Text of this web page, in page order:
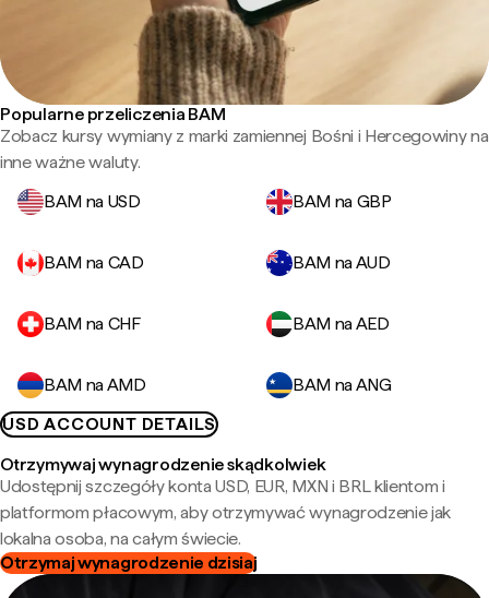
Popularne przeliczenia BAM
Zobacz kursy wymiany z marki zamiennej Bośni i Hercegowiny na
inne ważne waluty.
BAM na USD
BAM na GBP
BAM na CAD BAM na AUD
BAM na CHF BAM na AED
BAM na AMD
BAM na ANG
USD ACCOUNT DETAILS
Otrzymywaj wynagrodzenie skądkolwiek
Udostępnij szczegóły konta USD, EUR, MXN i BRL klientom i
platformom płacowym, aby otrzymywać wynagrodzenie jak
lokalna osoba, na całym świecie.
Otrzymaj wynagrodzenie dzisiaj